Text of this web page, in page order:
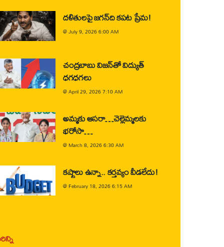
దళితులపై జగన్‌ది కపట ప్రేమ!
@July 9, 2026 6:00 AM
చంద్రబాబు విజన్‌తో విద్యుత్
ధగధగలు
@April 29, 2026 7:10 AM
అమ్మకు ఆసరా…చెల్లెమ్మలకు
భరోసా…
@ March 8, 2026 6:30 AM
కష్టాలు ఉన్నా.. కర్తవ్యం వీడలేదు!
@February 18, 2026 6:15 AM